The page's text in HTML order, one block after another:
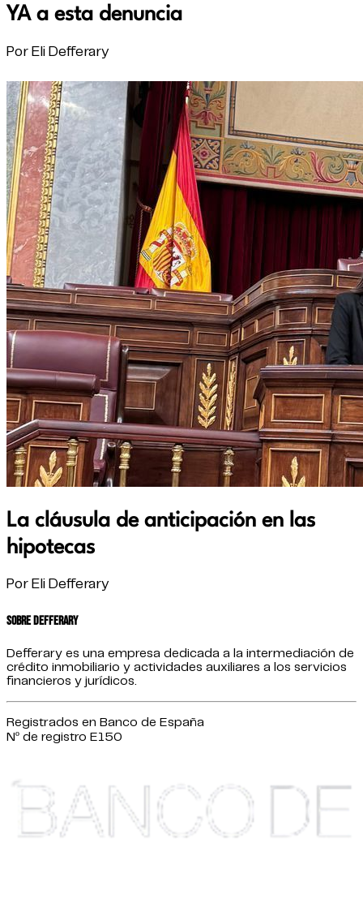
YA a esta denuncia
Por Eli Defferary
La cláusula de anticipación en las
hipotecas
Por Eli Defferary
Sobre Defferary
Defferary es una empresa dedicada a la intermediación de
crédito inmobiliario y actividades auxiliares a los servicios
financieros y jurídicos.
Registrados en Banco de España
Nº de registro E150